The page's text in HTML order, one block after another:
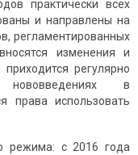
практически всех
и направлены на
регламентированных
изменения и
регулярно
в
права использовать
режима: с 2016 года